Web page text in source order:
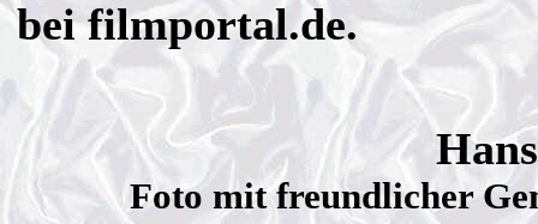
bei filmportal.de.
Foto mit freundlicher